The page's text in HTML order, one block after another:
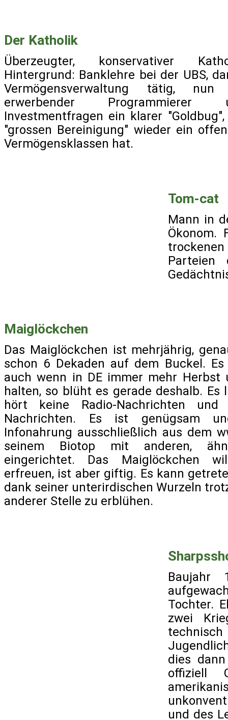
Der Katholik
Überzeugter, konservativer
Hintergrund: Banklehre bei der UBS,
Vermögensverwaltung tätig,
erwerbender Programmierer
Investmentfragen ein klarer
"grossen Bereinigung" wieder ein
Vermögensklassen hat.
Tom-cat
Mann in
Ökonom.
Maiglöckchen
Das Maiglöckchen ist mehrjährig,
schon 6 Dekaden auf dem Buckel.
auch wenn in DE immer mehr Herbst
halten, so blüht es gerade deshalb. Es
hört keine Radio-Nachrichten
Nachrichten. Es ist genügsam
Infonahrung ausschließlich aus dem
seinem Biotop mit anderen,
eingerichtet. Das Maiglöckchen
erfreuen, ist aber giftig. Es kann
dank seiner unterirdischen Wurzeln
anderer Stelle zu erblühen.
Baujahr
Tochter.
zwei
technisch
dies
offiziell
und des